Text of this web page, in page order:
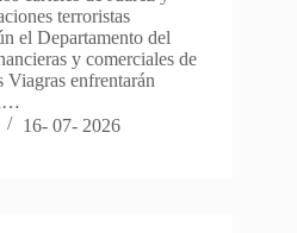
terroristas
el Departamento del
y comerciales de
Viagras enfrentarán
16- 07- 2026